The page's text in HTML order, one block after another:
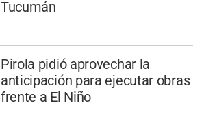
Tucumán
Pirola pidió aprovechar la
anticipación para ejecutar obras
frente a El Niño